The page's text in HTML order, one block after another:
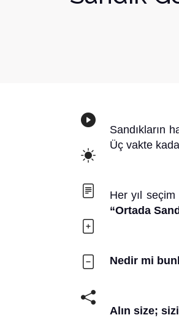
Sandıkların
Üç vakte
Her yıl
“Ortada
Nedir mi
Alın size;